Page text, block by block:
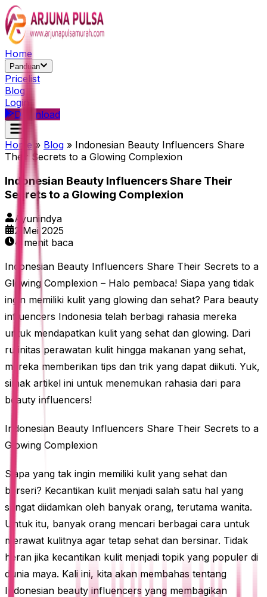
Home
Panduan
Pricelist
Blog
Login
Download
Home » Blog » Indonesian Beauty Influencers Share
Their Secrets to a Glowing Complexion
Indonesian Beauty Influencers Share Their
Secrets to a Glowing Complexion
Ayunindya
2 Mei 2025
4 menit baca
Indonesian Beauty Influencers Share Their Secrets to a
Glowing Complexion – Halo pembaca! Siapa yang tidak
ingin memiliki kulit yang glowing dan sehat? Para beauty
influencers Indonesia telah berbagi rahasia mereka
untuk mendapatkan kulit yang sehat dan glowing. Dari
rutinitas perawatan kulit hingga makanan yang sehat,
mereka memberikan tips dan trik yang dapat diikuti. Yuk,
simak artikel ini untuk menemukan rahasia dari para
beauty influencers!
Indonesian Beauty Influencers Share Their Secrets to a
Glowing Complexion
Siapa yang tak ingin memiliki kulit yang sehat dan
berseri? Kecantikan kulit menjadi salah satu hal yang
sangat diidamkan oleh banyak orang, terutama wanita.
Untuk itu, banyak orang mencari berbagai cara untuk
merawat kulitnya agar tetap sehat dan bersinar. Tidak
heran jika kecantikan kulit menjadi topik yang populer di
dunia maya. Kali ini, kita akan membahas tentang
Indonesian beauty influencers yang membagikan